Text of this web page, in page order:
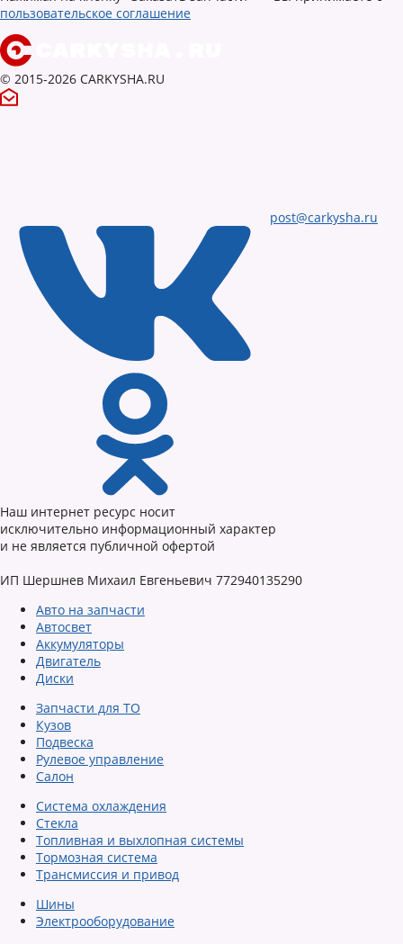
пользовательское соглашение
© 2015-2026 CARKYSHA.RU
post@carkysha.ru
Наш интернет ресурс носит
исключительно информационный характер
и не является публичной офертой
ИП Шершнев Михаил Евгеньевич 772940135290
Авто на запчасти
Автосвет
Аккумуляторы
Двигатель
Диски
Запчасти для ТО
Кузов
Подвеска
Рулевое управление
Салон
Система охлаждения
Стекла
Топливная и выхлопная системы
Тормозная система
Трансмиссия и привод
Шины
Электрооборудование